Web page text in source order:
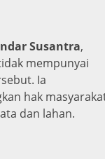
Susantra,
mempunyai
Ia
hak
dan lahan.